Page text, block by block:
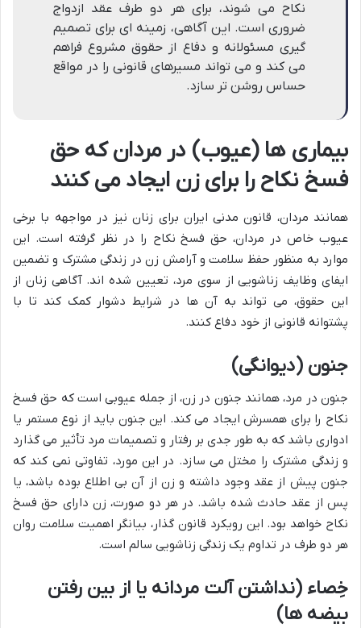
نکاح می شوند، برای هر دو طرف عقد ازدواج
ضروری است. این آگاهی، زمینه ای برای تصمیم
گیری مسئولانه و دفاع از حقوق مشروع فراهم
می کند و می تواند مسیرهای قانونی را در مواقع
حساس روشن تر سازد.
بیماری ها (عیوب) در مردان که حق
فسخ نکاح را برای زن ایجاد می کنند
همانند مردان، قانون مدنی ایران برای زنان نیز در مواجهه با برخی
عیوب خاص در مردان، حق فسخ نکاح را در نظر گرفته است. این
موارد به منظور حفظ سلامت و آرامش زن در زندگی مشترک و تضمین
ایفای وظایف زناشویی از سوی مرد، تعیین شده اند. آگاهی زنان از
این حقوق، می تواند به آن ها در شرایط دشوار کمک کند تا با
پشتوانه قانونی از خود دفاع کنند.
جنون (دیوانگی)
جنون در مرد، همانند جنون در زن، از جمله عیوبی است که حق فسخ
نکاح را برای همسرش ایجاد می کند. این جنون باید از نوع مستمر یا
ادواری باشد که به طور جدی بر رفتار و تصمیمات مرد تأثیر می گذارد
و زندگی مشترک را مختل می سازد. در این مورد، تفاوتی نمی کند که
جنون پیش از عقد وجود داشته و زن از آن بی اطلاع بوده باشد، یا
پس از عقد حادث شده باشد. در هر دو صورت، زن دارای حق فسخ
نکاح خواهد بود. این رویکرد قانون گذار، بیانگر اهمیت سلامت روان
هر دو طرف در تداوم یک زندگی زناشویی سالم است.
خِصاء (نداشتن آلت مردانه یا از بین رفتن
بیضه ها)